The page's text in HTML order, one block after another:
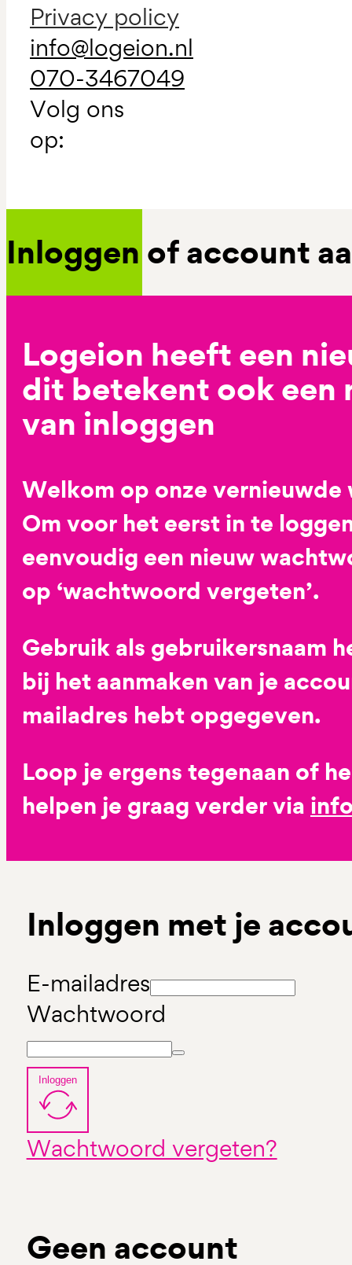
Privacy policy
info@logeion.nl
070-3467049
Volg ons
op:
Inloggen of account
Logeion heeft een
dit betekent ook een
van inloggen
Welkom op onze vernieuwde
Om voor het eerst in te
eenvoudig een nieuw
op ‘wachtwoord vergeten’.
Gebruik als gebruikersnaam
bij het aanmaken van je
mailadres hebt opgegeven.
Loop je ergens tegenaan of
helpen je graag verder via
Inloggen met je
E-mailadres
Wachtwoord
Inloggen
Wachtwoord vergeten?
Geen account